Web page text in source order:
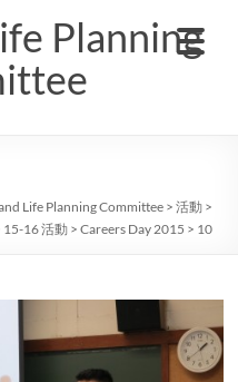
Planning
Life Planning Committee >活動 >
15-16 活動 >Careers Day 2015 > 10